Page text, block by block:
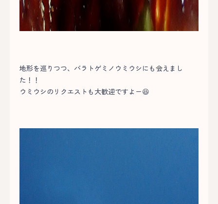
地形を巡りつつ、バラトゲミノウミウシにも会えまし
た！！
ウミウシのリクエストも大歓迎ですよー😆